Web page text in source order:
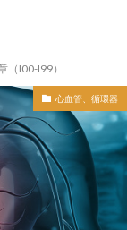
I00-I99）
心血管、循環器